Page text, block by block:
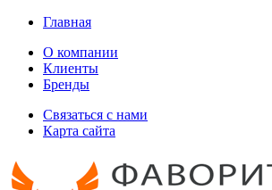
Главная
О компании
Клиенты
Бренды
Связаться с нами
Карта сайта